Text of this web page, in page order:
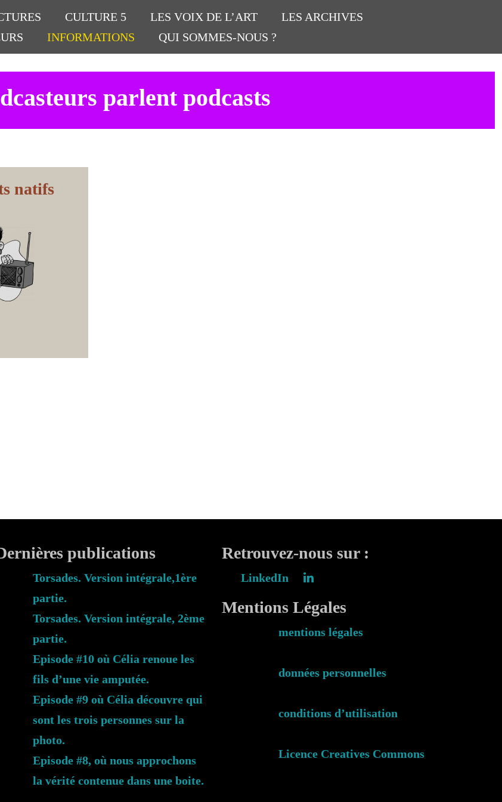
CULTURE 5 LES VOIX DE L’ART
LES ARCHIVES
INFORMATIONS QUI SOMMES-NOUS ?
parlent podcasts
natifs
publications
Torsades. Version intégrale,1ère
partie.
Torsades. Version intégrale, 2ème
partie.
Episode #10 où Célia renoue les
fils d’une vie amputée.
Episode #9 où Célia découvre qui
sont les trois personnes sur la
photo.
Episode #8, où nous approchons
la vérité contenue dans une boite.
Retrouvez-nous sur :
LinkedIn
Mentions Légales
mentions légales
données personnelles
conditions d’utilisation
Licence Creatives Commons